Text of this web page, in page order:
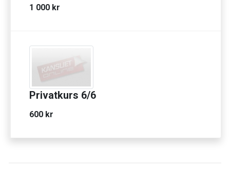
1 000 kr
Privatkurs 6/6
600 kr